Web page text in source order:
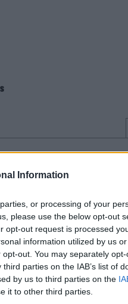
Information
or processing of your
please use the below opt-out
opt-out request is processed
information utilized by us
out. You may separately
parties on the IAB’s list of
by us to third parties on the
it to other third parties.